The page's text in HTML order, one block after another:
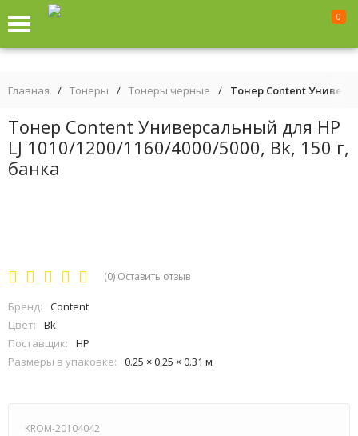
0
Главная / Тонеры / Тонеры черные / Тонер Content
Тонер Content Универсальный для HP
LJ 1010/1200/1160/4000/5000, Bk, 150 г,
банка
(0) Оставить отзыв
Бренд:
Content
Цвет:
Bk
Поставщик:
HP
Размеры в упаковке:
0.25 × 0.25 × 0.31 м
KROM-20104042